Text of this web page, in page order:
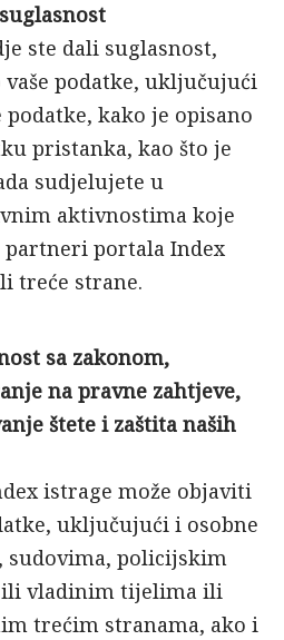
ste dali suglasnost,
podatke, uključujući
podatke, kako je opisano
pristanka, kao što je
sudjelujete u
aktivnostima koje
partneri portala Index
treće strane.
sa zakonom,
na pravne zahtjeve,
štete i zaštita naših
istrage može objaviti
uključujući i osobne
sudovima, policijskim
vladinim tijelima ili
trećim stranama, ako i